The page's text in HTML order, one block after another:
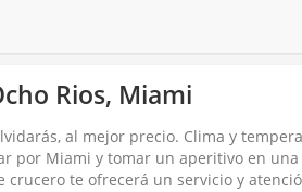
Rios, Miami
al mejor precio. Clima y
por Miami y tomar un aperitivo en una
crucero te ofrecerá un servicio y